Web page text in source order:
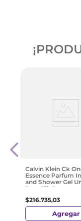
Calvin Klein Ck
Essence Parfum
and Shower Gel
Duo Gift Set
$216.735,03
Agregar